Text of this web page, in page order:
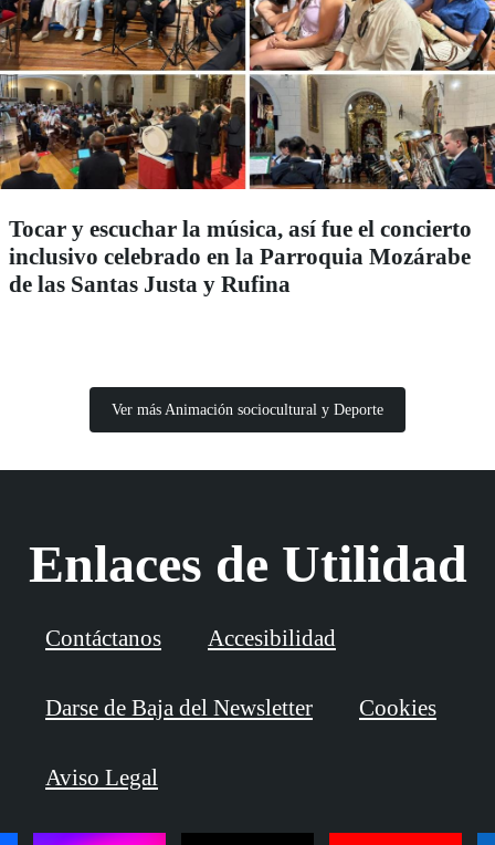
Tocar y escuchar la música, así fue el concierto
inclusivo celebrado en la Parroquia Mozárabe
de las Santas Justa y Rufina
Ver más Animación sociocultural y Deporte
Enlaces de Utilidad
Contáctanos Accesibilidad
Darse de Baja del Newsletter Cookies
Aviso Legal